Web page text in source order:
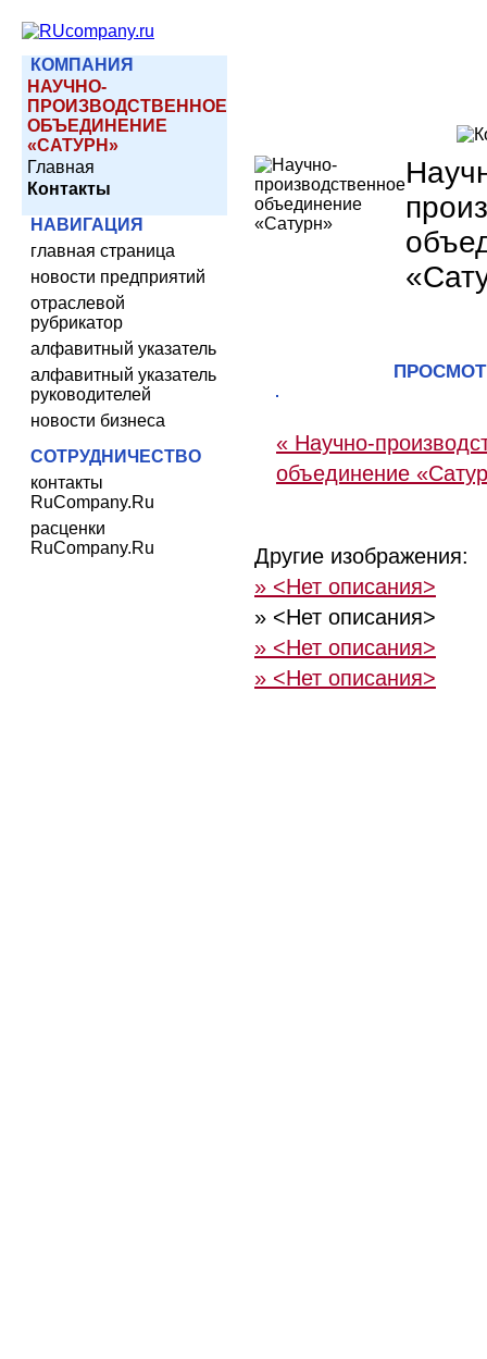
КОМПАНИЯ
НАУЧНО-
ПРОИЗВОДСТВЕННОЕ
ОБЪЕДИНЕНИЕ
«САТУРН»
Главная
Контакты
НАВИГАЦИЯ
главная страница
новости предприятий
отраслевой
рубрикатор
алфавитный указатель
алфавитный указатель
руководителей
новости бизнеса
СОТРУДНИЧЕСТВО
контакты
RuCompany.Ru
расценки
RuCompany.Ru
« Научно-
объединение
Другие изображения:
» <Нет описания>
» <Нет описания>
» <Нет описания>
» <Нет описания>